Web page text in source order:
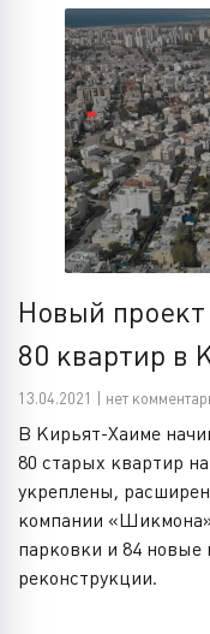
Новый
80 квартир в
13.04.2021 | нет
В Кирьят-Хаиме
80 старых квартир
укреплены,
компании
парковки и 84 новые
реконструкции.